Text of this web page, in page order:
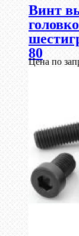
Винт
80
Цена по